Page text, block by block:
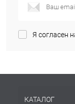
Я согласен
КАТАЛОГ